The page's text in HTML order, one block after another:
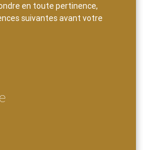
en toute pertinence,
suivantes avant votre